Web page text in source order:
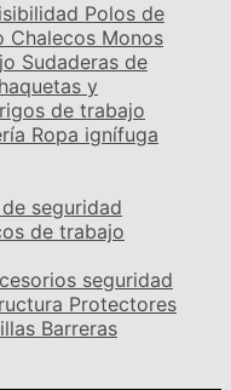
Polos de
Chalecos Monos
Sudaderas de
y
de trabajo
Ropa ignífuga
seguridad
de trabajo
seguridad
Protectores
Barreras